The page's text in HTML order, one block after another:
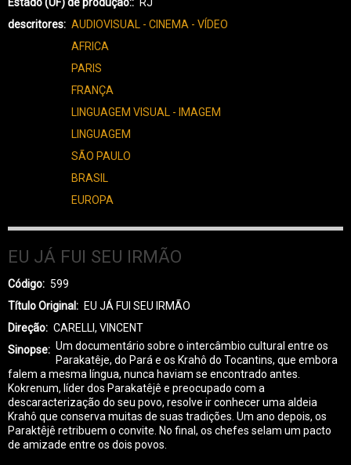
descritores
AUDIOVISUAL - CINEMA - VÍDEO
AFRICA
PARIS
FRANÇA
LINGUAGEM VISUAL - IMAGEM
LINGUAGEM
SÃO PAULO
BRASIL
EUROPA
EU JÁ FUI SEU IRMÃO
Código
599
Título Original
EU JÁ FUI SEU IRMÃO
Direção
CARELLI, VINCENT
Sinopse
Um documentário sobre o intercâmbio cultural entre os
Parakatêje, do Pará e os Krahô do Tocantins, que embora
falem a mesma língua, nunca haviam se encontrado antes.
Kokrenum, líder dos Parakatêjê e preocupado com a
descaracterização do seu povo, resolve ir conhecer uma aldeia
Krahô que conserva muitas de suas tradições. Um ano depois, os
Paraktêjê retribuem o convite. No final, os chefes selam um pacto
de amizade entre os dois povos.